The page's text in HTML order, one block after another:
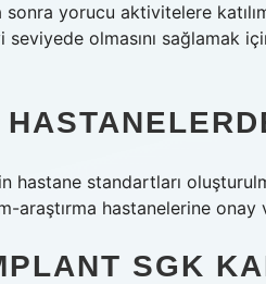
yorucu aktivitelere
olmasını sağlamak
hastane standartları
araştırma hastanelerine onay
SGK